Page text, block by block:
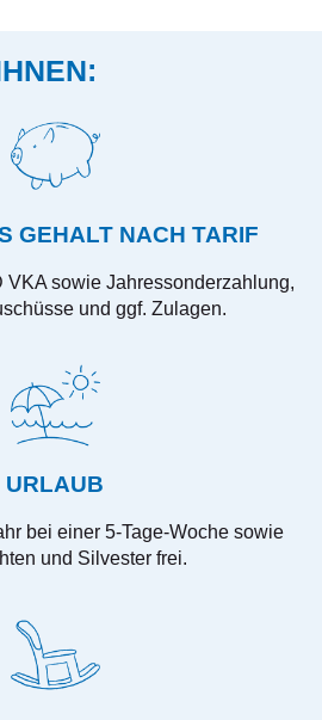
GEHALT NACH TARIF
VKA sowie Jahressonderzahlung,
und ggf. Zulagen.
URLAUB
bei einer 5-Tage-Woche sowie
und Silvester frei.